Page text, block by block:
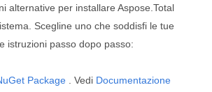
alternative per installare Aspose.Total
Scegline uno che soddisfi le tue
istruzioni passo dopo passo:
Package . Vedi Documentazione